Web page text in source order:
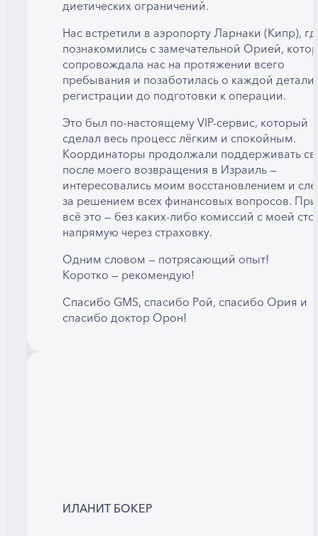
диетических ограничений.
Нас встретили в аэропорту Ларнаки (Кипр),
познакомились с замечательной Орией,
сопровождала нас на протяжении всего
пребывания и позаботилась о каждой детали
регистрации до подготовки к операции.
Это был по-настоящему VIP-сервис, который
сделал весь процесс лёгким и спокойным.
Координаторы продолжали поддерживать
после моего возвращения в Израиль —
интересовались моим восстановлением и
за решением всех финансовых вопросов.
всё это — без каких-либо комиссий с моей
напрямую через страховку.
Одним словом — потрясающий опыт!
Коротко — рекомендую!
Спасибо GMS, спасибо Рой, спасибо Ория и
спасибо доктор Орон!
ИЛАНИТ БОКЕР